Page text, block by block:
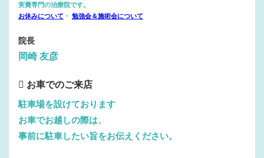
実費専門の治療院です。
お休みについて ・ 勉強会＆施術会について
院長
岡崎 友彦
お車でのご来店
駐車場を設けております
お車でお越しの際は、
事前に駐車したい旨をお伝えください。